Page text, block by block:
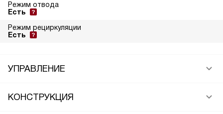
Режим отвода
Есть
Режим рециркуляции
Есть
УПРАВЛЕНИЕ
КОНСТРУКЦИЯ